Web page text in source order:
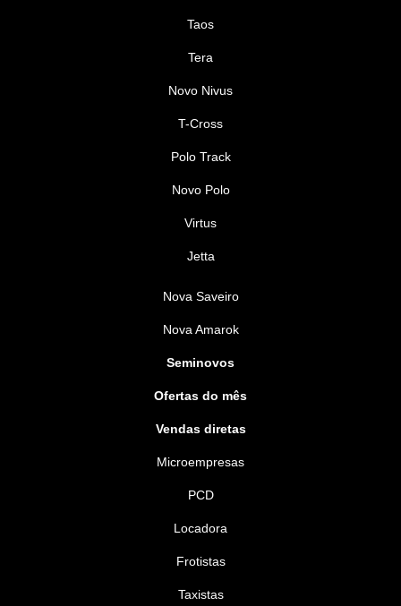
Taos
Tera
Novo Nivus
T-Cross
Polo Track
Novo Polo
Virtus
Jetta
Nova Saveiro
Nova Amarok
Seminovos
Ofertas do mês
Vendas diretas
Microempresas
PCD
Locadora
Frotistas
Taxistas